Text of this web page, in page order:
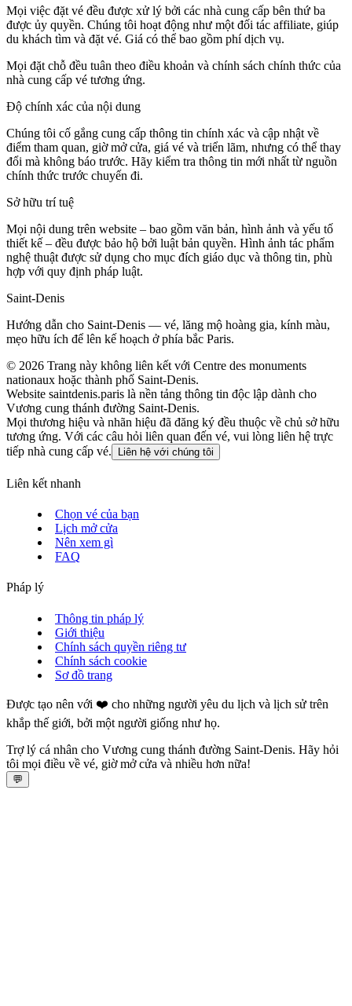
Mọi việc đặt vé đều được xử lý bởi các nhà cung cấp bên thứ ba
được ủy quyền. Chúng tôi hoạt động như một đối tác affiliate, giúp
du khách tìm và đặt vé. Giá có thể bao gồm phí dịch vụ.
Mọi đặt chỗ đều tuân theo điều khoản và chính sách chính thức của
nhà cung cấp vé tương ứng.
Độ chính xác của nội dung
Chúng tôi cố gắng cung cấp thông tin chính xác và cập nhật về
điểm tham quan, giờ mở cửa, giá vé và triển lãm, nhưng có thể thay
đổi mà không báo trước. Hãy kiểm tra thông tin mới nhất từ nguồn
chính thức trước chuyến đi.
Sở hữu trí tuệ
Mọi nội dung trên website – bao gồm văn bản, hình ảnh và yếu tố
thiết kế – đều được bảo hộ bởi luật bản quyền. Hình ảnh tác phẩm
nghệ thuật được sử dụng cho mục đích giáo dục và thông tin, phù
hợp với quy định pháp luật.
Saint‑Denis
Hướng dẫn cho Saint‑Denis — vé, lăng mộ hoàng gia, kính màu,
mẹo hữu ích để lên kế hoạch ở phía bắc Paris.
© 2026 Trang này không liên kết với Centre des monuments
nationaux hoặc thành phố Saint‑Denis.
Website saintdenis.paris là nền tảng thông tin độc lập dành cho
Vương cung thánh đường Saint‑Denis.
Mọi thương hiệu và nhãn hiệu đã đăng ký đều thuộc về chủ sở hữu
tương ứng. Với các câu hỏi liên quan đến vé, vui lòng liên hệ trực
tiếp nhà cung cấp vé.
Liên hệ với chúng tôi
Liên kết nhanh
Chọn vé của bạn
Lịch mở cửa
Nên xem gì
FAQ
Pháp lý
Thông tin pháp lý
Giới thiệu
Chính sách quyền riêng tư
Chính sách cookie
Sơ đồ trang
Được tạo nên với ❤️ cho những người yêu du lịch và lịch sử trên
khắp thế giới, bởi một người giống như họ.
Trợ lý cá nhân cho Vương cung thánh đường Saint‑Denis. Hãy hỏi
tôi mọi điều về vé, giờ mở cửa và nhiều hơn nữa!
💬